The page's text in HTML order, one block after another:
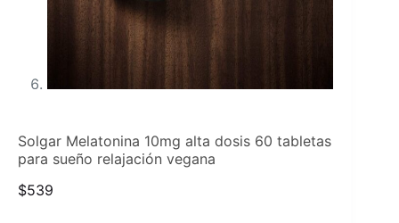
Solgar Melatonina 10mg alta dosis 60 tabletas
para sueño relajación vegana
$539